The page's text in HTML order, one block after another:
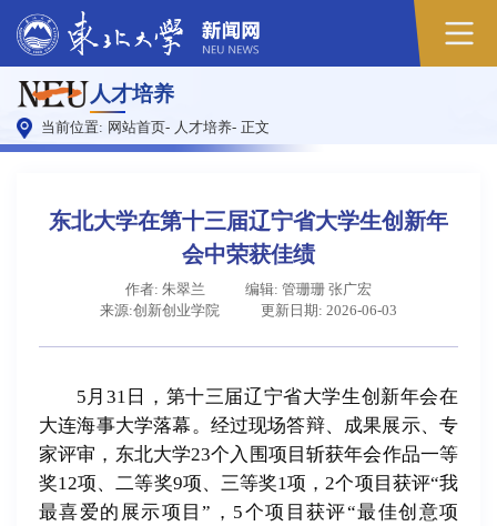
人才培养
当前位置: 网站首页- 人才培养- 正文
东北大学在第十三届辽宁省大学生创新年
会中荣获佳绩
作者: 朱翠兰
编辑: 管珊珊 张广宏
来源:创新创业学院
更新日期: 2026-06-03
5月31日，第十三届辽宁省大学生创新年会在
大连海事大学落幕。经过现场答辩、成果展示、专
家评审，东北大学23个入围项目斩获年会作品一等
奖12项、二等奖9项、三等奖1项，2个项目获评“我
最喜爱的展示项目”，5个项目获评“最佳创意项
原